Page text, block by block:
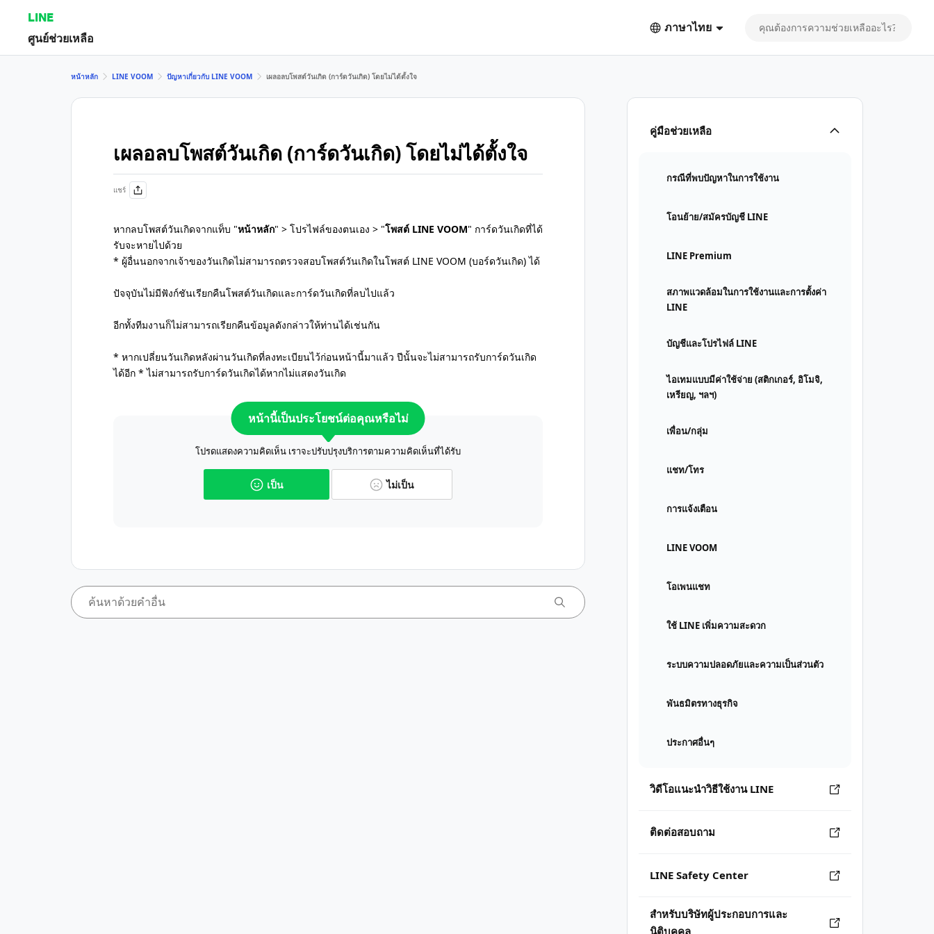
LINE
ศูนย์ช่วยเหลือ
ภาษาไทย
คู่มือช่วยเหลือ
กรณีที่พบปัญหาในการใช้งาน
โอนย้าย/สมัครบัญชี LINE
LINE Premium
สภาพแวดล้อมในการใช้งานและการตั้งค่า
LINE
บัญชีและโปรไฟล์ LINE
ไอเทมแบบมีค่าใช้จ่าย (สติกเกอร์, อิโมจิ,
เหรียญ, ฯลฯ)
เพื่อน/กลุ่ม
แชท/โทร
การแจ้งเตือน
LINE VOOM
โอเพนแชท
ใช้ LINE เพิ่มความสะดวก
ระบบความปลอดภัยและความเป็นส่วนตัว
พันธมิตรทางธุรกิจ
ประกาศอื่นๆ
วิดีโอแนะนำวิธีใช้งาน LINE
ติดต่อสอบถาม
LINE Safety Center
สำหรับบริษัทผู้ประกอบการและ
นิติบุคคล
หน้าหลัก LINE VOOM ปัญหาเกี่ยวกับ LINE VOOM เผลอลบโพสต์วันเกิด (การ์ดวันเกิด) โดยไม่ได้ตั้งใจ
เผลอลบโพสต์วันเกิด (การ์ดวันเกิด) โดยไม่ได้ตั้งใจ
แชร์
หากลบโพสต์วันเกิดจากแท็บ "หน้าหลัก" > โปรไฟล์ของตนเอง > "โพสต์ LINE VOOM" การ์ดวันเกิดที่ได้
รับจะหายไปด้วย
* ผู้อื่นนอกจากเจ้าของวันเกิดไม่สามารถตรวจสอบโพสต์วันเกิดในโพสต์ LINE VOOM (บอร์ดวันเกิด) ได้
ปัจจุบันไม่มีฟังก์ชันเรียกคืนโพสต์วันเกิดและการ์ดวันเกิดที่ลบไปแล้ว
อีกทั้งทีมงานก็ไม่สามารถเรียกคืนข้อมูลดังกล่าวให้ท่านได้เช่นกัน
* หากเปลี่ยนวันเกิดหลังผ่านวันเกิดที่ลงทะเบียนไว้ก่อนหน้านี้มาแล้ว ปีนั้นจะไม่สามารถรับการ์ดวันเกิด
ได้อีก * ไม่สามารถรับการ์ดวันเกิดได้หากไม่แสดงวันเกิด
หน้านี้เป็นประโยชน์ต่อคุณหรือไม่
โปรดแสดงความคิดเห็น เราจะปรับปรุงบริการตามความคิดเห็นที่ได้รับ
เป็น ไม่เป็น